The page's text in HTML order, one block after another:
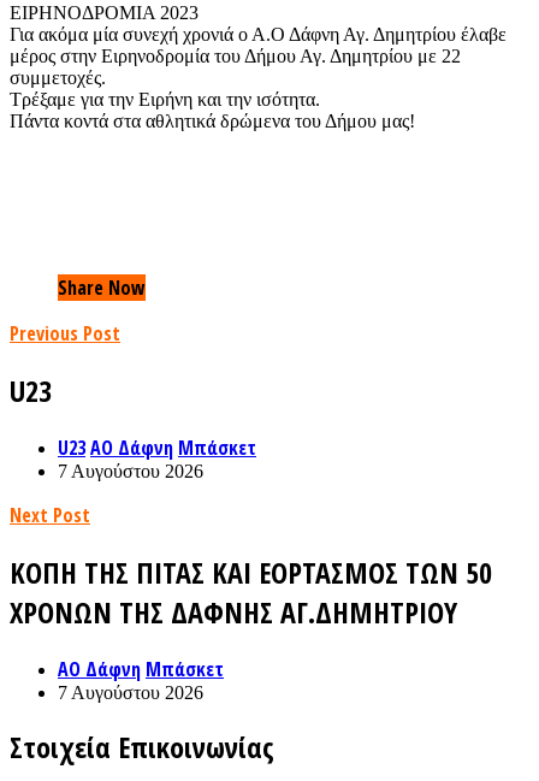
ΕΙΡΗΝΟΔΡΟΜΙΑ 2023
Για ακόμα μία συνεχή χρονιά ο Α.Ο Δάφνη Αγ. Δημητρίου έλαβε
μέρος στην Ειρηνοδρομία του Δήμου Αγ. Δημητρίου με 22
συμμετοχές.
Τρέξαμε για την Ειρήνη και την ισότητα.
Πάντα κοντά στα αθλητικά δρώμενα του Δήμου μας!
Share Now
Previous Post
U23
U23ΑΟ Δάφνη Μπάσκετ
7 Αυγούστου 2026
Next Post
ΚΟΠΗ ΤΗΣ ΠΙΤΑΣ ΚΑΙ ΕΟΡΤΑΣΜΟΣ ΤΩΝ 50
ΧΡΟΝΩΝ ΤΗΣ ΔΑΦΝΗΣ ΑΓ.ΔΗΜΗΤΡΙΟΥ
ΑΟ Δάφνη Μπάσκετ
7 Αυγούστου 2026
Στοιχεία Επικοινωνίας